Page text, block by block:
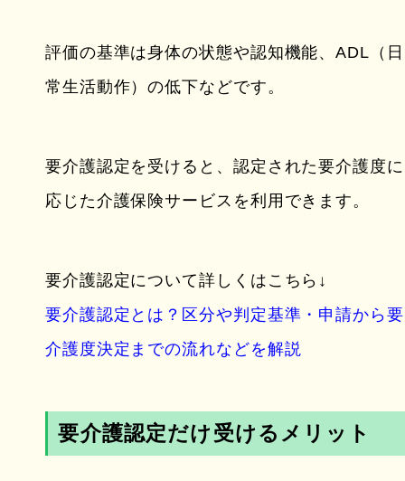
評価の基準は身体の状態や認知機能、ADL（日
常生活動作）の低下などです。
要介護認定を受けると、認定された要介護度に
応じた介護保険サービスを利用できます。
要介護認定について詳しくはこちら↓
要介護認定とは？区分や判定基準・申請から要
介護度決定までの流れなどを解説
要介護認定だけ受けるメリット